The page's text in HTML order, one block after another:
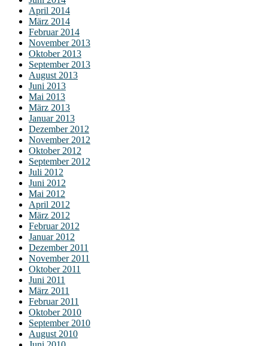
April 2014
März 2014
Februar 2014
November 2013
Oktober 2013
September 2013
August 2013
Juni 2013
Mai 2013
März 2013
Januar 2013
Dezember 2012
November 2012
Oktober 2012
September 2012
Juli 2012
Juni 2012
Mai 2012
April 2012
März 2012
Februar 2012
Januar 2012
Dezember 2011
November 2011
Oktober 2011
Juni 2011
März 2011
Februar 2011
Oktober 2010
September 2010
August 2010